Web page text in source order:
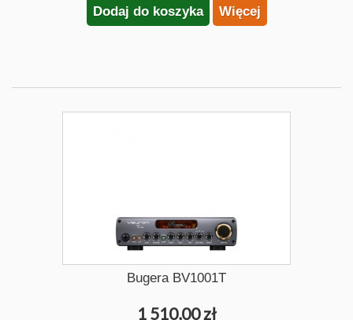
Dodaj do koszyka Więcej
Bugera BV1001T
1 510,00 zł